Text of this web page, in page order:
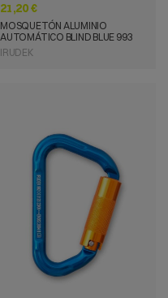
21,20 €
MOSQUETÓN ALUMINIO
AUTOMÁTICO BLIND BLUE 993
IRUDEK
VISTA RÁPIDA